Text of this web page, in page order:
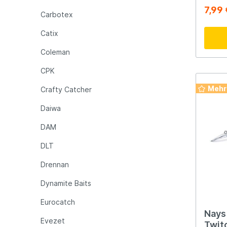
Raymarine Rapala
Rozemijer Salmo
Spiderwire
Team Deep Sea Traxis
Yuki
Carbotex
Catix
Coleman
CPK
Crafty Catcher
Daiwa
DAM
DLT
Drennan
Dynamite Baits
Eurocatch
Evezet
7,99